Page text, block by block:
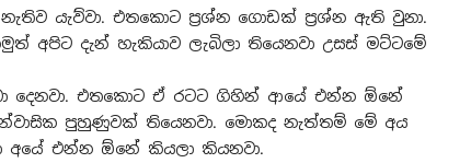
යැව්වා. එතකොට ප්‍රශ්න ගොඩක් ප්‍රශ්න ඇති වුනා.
අපිට දැන් හැකියාව ලැබිලා තියෙනවා උසස් මට්ටමේ
දෙනවා. එතකොට ඒ රටට ගිහින් ආයේ එන්න ඕනේ
පුහුණුවක් තියෙනවා. මොකද නැත්තම් මේ අය
එන්න ඕනේ කියලා කියනවා.